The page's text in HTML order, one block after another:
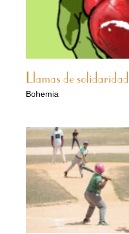
Llamas de solidaridad
Bohemia